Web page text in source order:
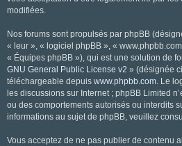
modifiées.
Nos forums sont propulsés par phpBB
« leur », « logiciel phpBB », «
« Équipes phpBB »), qui est une solution de
GNU General Public License v2 » (désignée
téléchargeable depuis www.phpbb.com. Le
les discussions sur Internet ; phpBB Limited
ou des comportements autorisés ou interdits
informations au sujet de phpBB, veuillez
Vous acceptez de ne pas publier de contenu